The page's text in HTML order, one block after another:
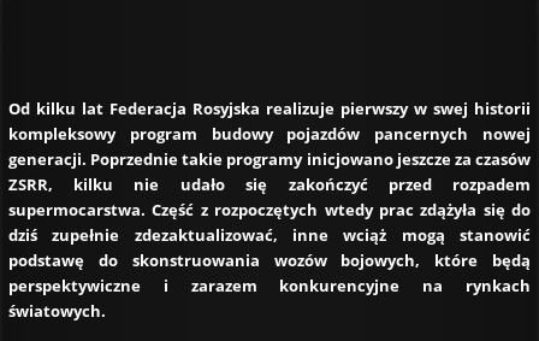
Od kilku lat Federacja Rosyjska realizuje pierwszy w swej historii
kompleksowy program budowy pojazdów pancernych nowej
generacji. Poprzednie takie programy inicjowano jeszcze za czasów
ZSRR, kilku nie udało się zakończyć przed rozpadem
supermocarstwa. Część z rozpoczętych wtedy prac zdążyła się do
dziś zupełnie zdezaktualizować, inne wciąż mogą stanowić
podstawę do skonstruowania wozów bojowych, które będą
perspektywiczne i zarazem konkurencyjne na rynkach
światowych.